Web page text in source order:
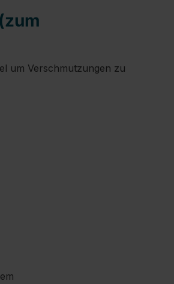
um Verschmutzungen zu